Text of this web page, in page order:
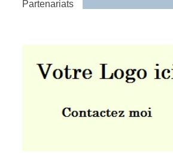
Partenariats